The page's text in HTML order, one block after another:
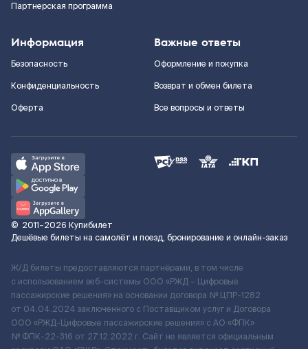
Партнерская программа
Информация
Безопасность
Конфиденциальность
Оферта
Важные ответы
Оформление и покупка
Возврат и обмен билета
Все вопросы и ответы
© 2011–2026 Купибилет
Дешёвые билеты на самолёт и поезд, бронирование и онлайн-заказ
Ж/Д билеты предоставляются партнёрами, в том числе
с использованием веб-системы ООО «РЖД – Цифровые
пассажирские решения» на основании договора № ЦПР-1282
от 04.04.2024 заключенного с Поставщиком услуг и Договора
ООО «РЖД-Цифровые пассажирские решения» c АО «ФПК»
№ ФПК-22-316 от 27.12.2022 г. Сайт не является официальным